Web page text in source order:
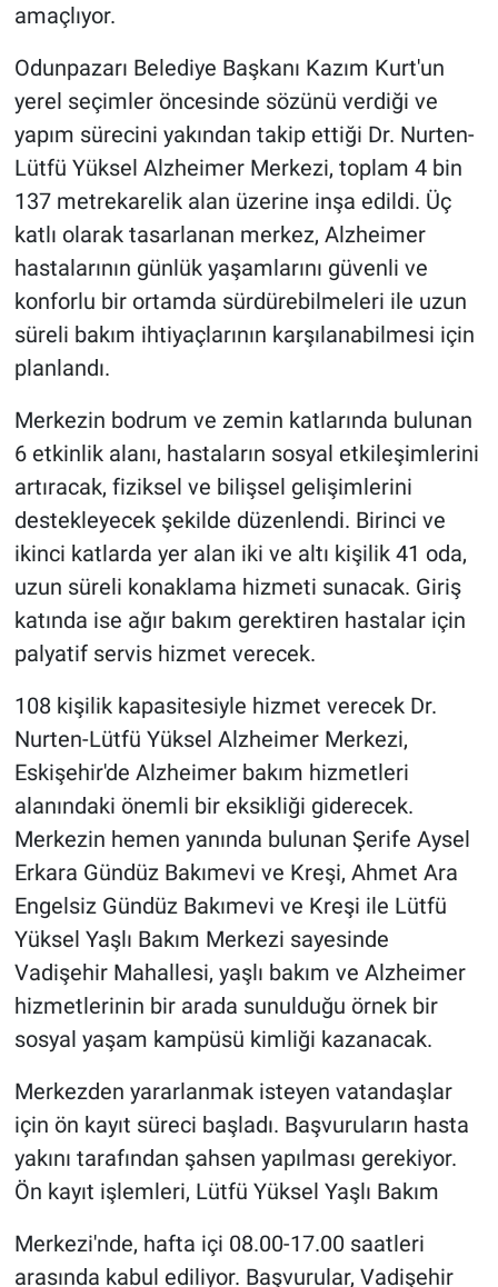
amaçlıyor.
Odunpazarı Belediye Başkanı Kazım Kurt'un
yerel seçimler öncesinde sözünü verdiği ve
yapım sürecini yakından takip ettiği Dr. Nurten-
Lütfü Yüksel Alzheimer Merkezi, toplam 4 bin
137metrekarelik alan üzerine inşa edildi. Üç
katlı olarak tasarlanan merkez, Alzheimer
hastalarının günlük yaşamlarını güvenli ve
konforlu bir ortamda sürdürebilmeleri ile uzun
süreli bakım ihtiyaçlarının karşılanabilmesi için
planlandı.
Merkezin bodrum ve zemin katlarında bulunan
6 etkinlik alanı, hastaların sosyal etkileşimlerini
artıracak, fiziksel ve bilişsel gelişimlerini
destekleyecek şekilde düzenlendi. Birinci ve
ikinci katlarda yer alan iki ve altı kişilik 41 oda,
uzun süreli konaklama hizmeti sunacak. Giriş
katında ise ağır bakım gerektiren hastalar için
palyatif servis hizmet verecek.
108 kişilik kapasitesiyle hizmet verecek Dr.
Nurten-Lütfü Yüksel Alzheimer Merkezi,
Eskişehir'de Alzheimer bakım hizmetleri
alanındaki önemli bir eksikliği giderecek.
Merkezin hemen yanında bulunan Şerife Aysel
Erkara Gündüz Bakımevi ve Kreşi, Ahmet Ara
Engelsiz Gündüz Bakımevi ve Kreşi ile Lütfü
Yüksel Yaşlı Bakım Merkezi sayesinde
Vadişehir Mahallesi, yaşlı bakım ve Alzheimer
hizmetlerinin bir arada sunulduğu örnek bir
sosyal yaşam kampüsü kimliği kazanacak.
Merkezden yararlanmak isteyen vatandaşlar
için ön kayıt süreci başladı. Başvuruların hasta
yakını tarafından şahsen yapılması gerekiyor.
Ön kayıt işlemleri, Lütfü Yüksel Yaşlı Bakım
Merkezi'nde, hafta içi 08.00-17.00 saatleri
arasında kabul ediliyor. Başvurular, Vadişehir